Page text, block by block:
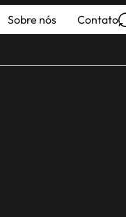
Sobre nós Contato